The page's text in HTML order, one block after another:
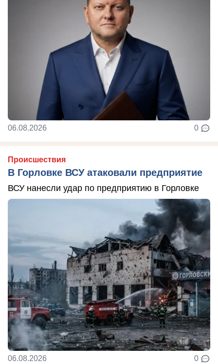
06.08.2026 0
Происшествия
В Горловке ВСУ атаковали предприятие
ВСУ нанесли удар по предприятию в Горловке
06.08.2026 0